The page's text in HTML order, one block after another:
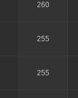
260
255
255